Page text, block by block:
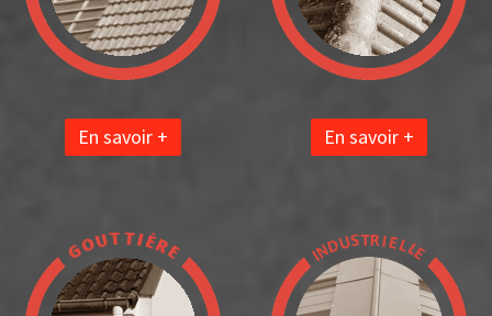
En savoir + En savoir +